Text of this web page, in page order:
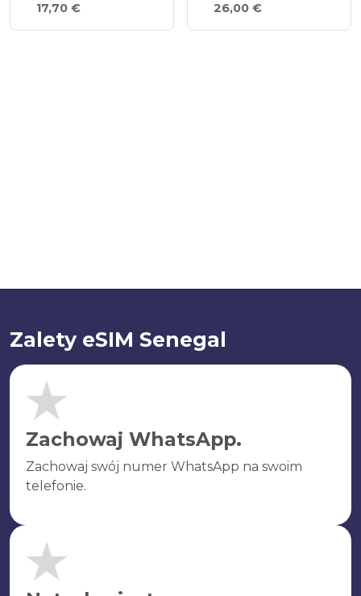
17,70 €
26,00 €
Zalety eSIM Senegal
Zachowaj WhatsApp.
Zachowaj swój numer WhatsApp na swoim
telefonie.